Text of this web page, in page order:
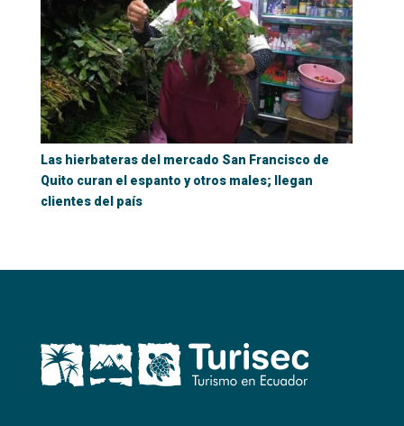
Las hierbateras del mercado San Francisco de
Quito curan el espanto y otros males; llegan
clientes del país